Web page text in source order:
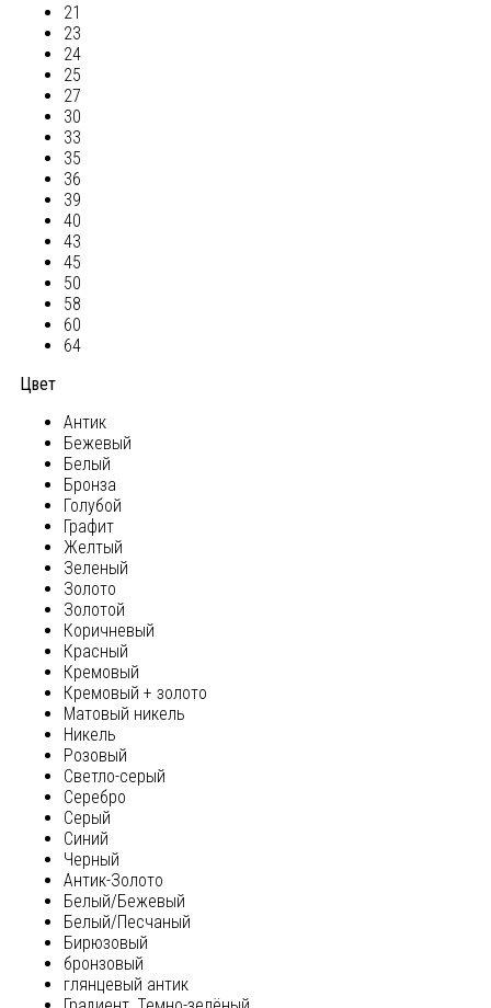
21
23
24
25
27
30
33
35
36
39
40
43
45
50
58
60
64
Цвет
Антик
Бежевый
Белый
Бронза
Голубой
Графит
Желтый
Зеленый
Золото
Золотой
Коричневый
Красный
Кремовый
Кремовый + золото
Матовый никель
Никель
Розовый
Светло-серый
Серебро
Серый
Синий
Черный
Антик-Золото
Белый/Бежевый
Белый/Песчаный
Бирюзовый
бронзовый
глянцевый антик